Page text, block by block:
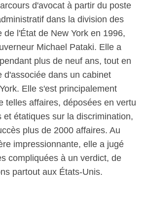
d'avocat à partir du poste
dans la division des
de l'État de New York en 1996,
Michael Pataki. Elle a
plus de neuf ans, tout en
d'associée dans un cabinet
Elle s'est principalement
telles affaires, déposées en vertu
et étatiques sur la discrimination,
plus de 2000 affaires. Au
impressionnante, elle a jugé
compliquées à un verdict, de
partout aux États-Unis.